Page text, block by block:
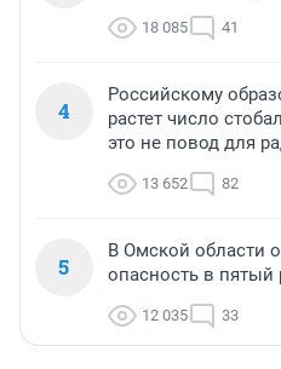
18 085 41
4
Российскому
растет число
это не повод для
13 652 82
5
В Омской области
опасность в пятый
12 035 33